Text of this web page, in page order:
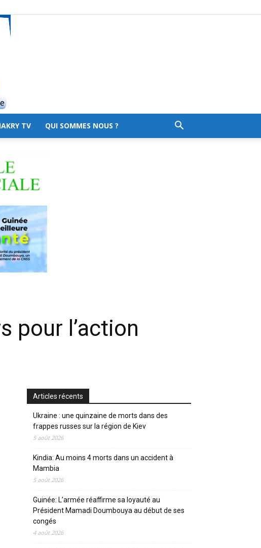
TV QUI SOMMES NOUS ?
pour l’action
Articles récents
Ukraine : une quinzaine de morts dans des
frappes russes sur la région de Kiev
5 août 2026
Kindia: Au moins 4 morts dans un accident à
Mambia
5 août 2026
Guinée: L’armée réaffirme sa loyauté au
Président Mamadi Doumbouya au début de ses
congés
4 août 2026